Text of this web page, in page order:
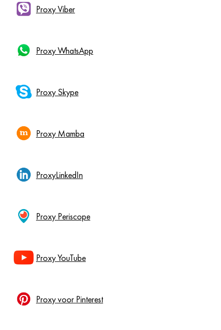
Proxy Viber
Proxy WhatsApp
Proxy Skype
Proxy Mamba
ProxyLinkedIn
Proxy Periscope
Proxy YouTube
Proxy voor Pinterest